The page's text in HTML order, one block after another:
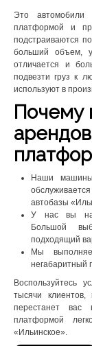
Это автомобили
платформой и
подстраиваются
больший объем,
отличается и
подвезти груз к
используют в
Почему
Наши машины
автобазы
У нас вы
Большой
подходящий
Мы
негабаритный
Воспользуйтесь
тысячи
перестанет вас
платформой
«Ильинское».